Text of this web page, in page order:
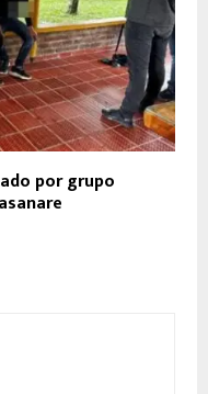
por grupo